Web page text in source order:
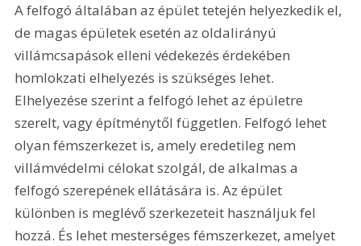
A felfogó általában az épület tetején helyezkedik el,
de magas épületek esetén az oldalirányú
villámcsapások elleni védekezés érdekében
homlokzati elhelyezés is szükséges lehet.
Elhelyezése szerint a felfogó lehet az épületre
szerelt, vagy építménytől független. Felfogó lehet
olyan fémszerkezet is, amely eredetileg nem
villámvédelmi célokat szolgál, de alkalmas a
felfogó szerepének ellátására is. Az épület
különben is meglévő szerkezeteit használjuk fel
hozzá. És lehet mesterséges fémszerkezet, amelyet